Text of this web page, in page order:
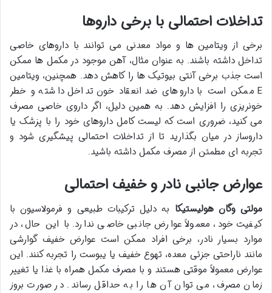
تداخلات احتمالی با برخی داروها
برخی از ویتامین ها و مواد معدنی می توانند با داروهای خاصی
تداخل داشته باشند. به عنوان مثال، آهن موجود در مکمل ها ممکن
است جذب برخی آنتی بیوتیک ها را کاهش دهد. همچنین، ویتامین
E ممکن است با داروهای ضد انعقاد خون تداخل داشته و خطر
خونریزی را افزایش دهد. به همین دلیل، اگر داروی خاصی مصرف
می کنید، ضروری است که لیست کامل داروهای خود را با پزشک یا
داروساز در میان بگذارید تا از تداخلات احتمالی پیشگیری شود و
تجربه ای مطمئن از مصرف مکمل داشته باشید.
عوارض جانبی نادر و خفیف احتمالی
مولتی وگان هولیستیکا به دلیل ترکیبات طبیعی و فرمولاسیون با
کیفیت خود، معمولاً عوارض جانبی خاصی ندارد. با این حال، در
موارد بسیار نادر، برخی افراد ممکن است عوارض خفیف گوارشی
مانند ناراحتی جزئی معده، تهوع خفیف یا یبوست را تجربه کنند. این
عوارض معمولاً موقتی هستند و با مصرف مکمل همراه با غذا یا تغییر
زمان مصرف، می توان آن ها را به حداقل رساند. در صورت بروز